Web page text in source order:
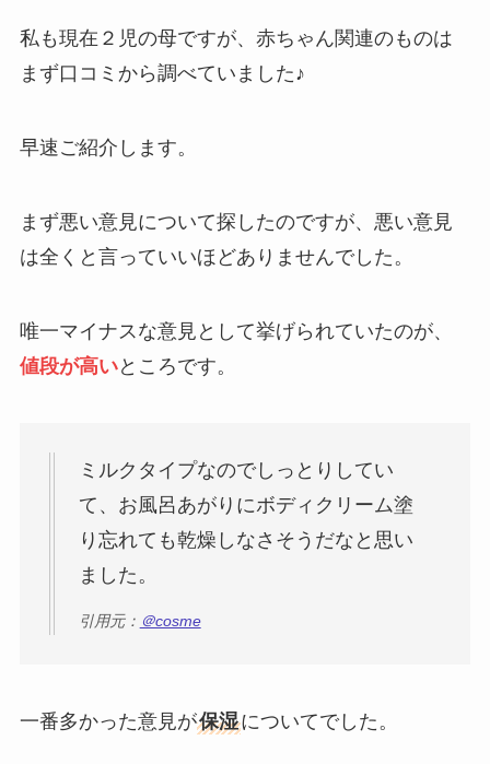
私も現在２児の母ですが、赤ちゃん関連のものは
まず口コミから調べていました♪
早速ご紹介します。
まず悪い意見について探したのですが、悪い意見
は全くと言っていいほどありませんでした。
唯一マイナスな意見として挙げられていたのが、
値段が高いところです。
ミルクタイプなのでしっとりしてい
て、お風呂あがりにボディクリーム塗
り忘れても乾燥しなさそうだなと思い
ました。
引用元： ＠cosme
一番多かった意見が保湿についてでした。